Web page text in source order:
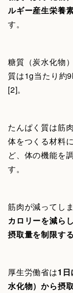
ルギー産生栄養
す。
糖質（炭水化物
質は1g当たり約
[2]。
たんぱく質は筋
体をつくる材料
ど、体の機能を
す。
筋肉が減ってし
カロリーを減ら
摂取量を制限す
厚生労働省は1
水化物）から摂